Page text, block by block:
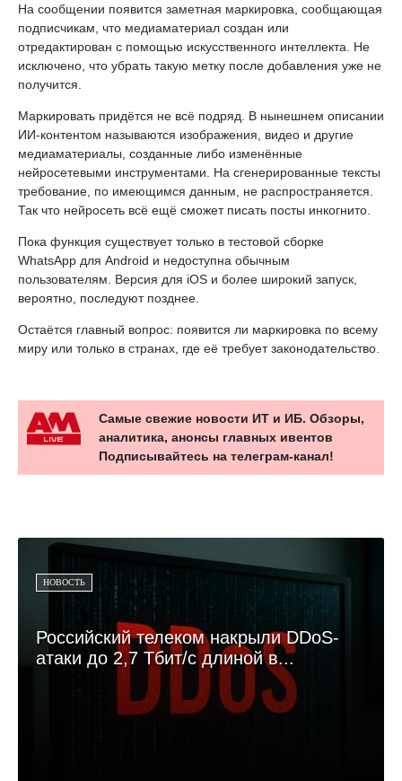
На сообщении появится заметная маркировка, сообщающая
подписчикам, что медиаматериал создан или
отредактирован с помощью искусственного интеллекта. Не
исключено, что убрать такую метку после добавления уже не
получится.
Маркировать придётся не всё подряд. В нынешнем описании
ИИ-контентом называются изображения, видео и другие
медиаматериалы, созданные либо изменённые
нейросетевыми инструментами. На сгенерированные тексты
требование, по имеющимся данным, не распространяется.
Так что нейросеть всё ещё сможет писать посты инкогнито.
Пока функция существует только в тестовой сборке
WhatsApp для Android и недоступна обычным
пользователям. Версия для iOS и более широкий запуск,
вероятно, последуют позднее.
Остаётся главный вопрос: появится ли маркировка по всему
миру или только в странах, где её требует законодательство.
Самые свежие новости ИТ и ИБ. Обзоры,
аналитика, анонсы главных ивентов
Подписывайтесь на телеграм-канал!
НОВОСТЬ
Российский телеком накрыли DDoS-
атаки до 2,7 Тбит/с длиной в...